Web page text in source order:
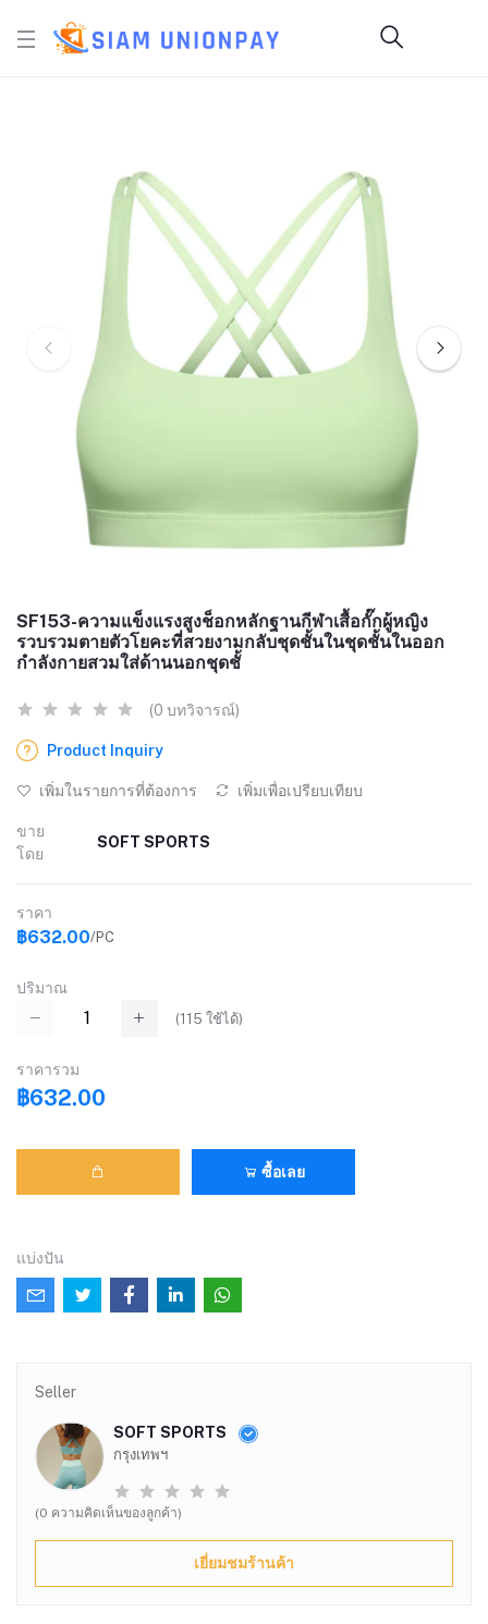
SF153-ความแข็งแรงสูงช็อกหลักฐานกีฬาเสื้อกั๊กผู้หญิง
รวบรวมตายตัวโยคะที่สวยงามกลับชุดชั้นในชุดชั้นในออก
กำลังกายสวมใส่ด้านนอกชุดชั้
(0 บทวิจารณ์)
Product Inquiry
เพิ่มในรายการที่ต้องการ เพิ่มเพื่อเปรียบเทียบ
ขาย
โดย
SOFT SPORTS
ราคา
฿632.00/PC
ปริมาณ
(115 ใช้ได้)
ราคารวม
฿632.00
ซื้อเลย
แบ่งปัน
Seller
SOFT SPORTS
กรุงเทพฯ
(0 ความคิดเห็นของลูกค้า)
เยี่ยมชมร้านค้า